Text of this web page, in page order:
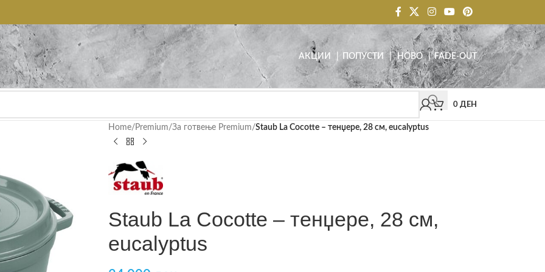
АКЦИИ | ПОПУСТИ |НОВО|FADE-OUT
0 ДЕН
Home/ Premium/За готвење Premium/Staub La Cocotte – тенџере, 28 см, eucalyptus
Staub La Cocotte – тенџере, 28 см,
eucalyptus